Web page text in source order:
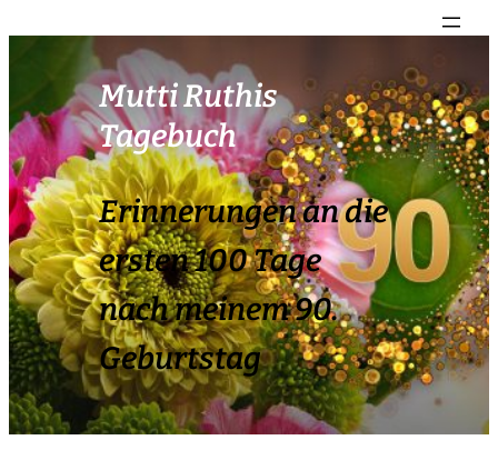
Mutti Ruthis
Tagebuch
Erinnerungen an die
ersten 100 Tage
nach meinem 90.
Geburtstag